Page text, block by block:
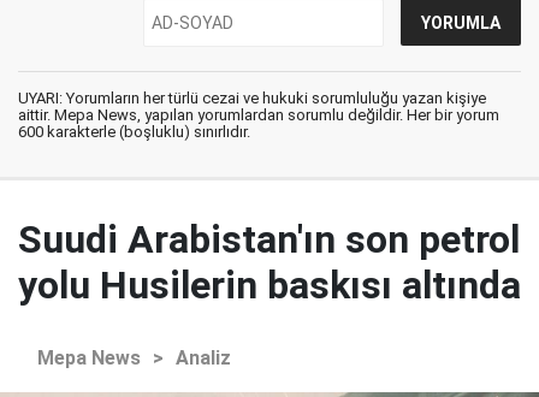
UYARI: Yorumların her türlü cezai ve hukuki sorumluluğu yazan kişiye
aittir. Mepa News, yapılan yorumlardan sorumlu değildir. Her bir yorum
600 karakterle (boşluklu) sınırlıdır.
Suudi Arabistan'ın son petrol
yolu Husilerin baskısı altında
Mepa News > Analiz